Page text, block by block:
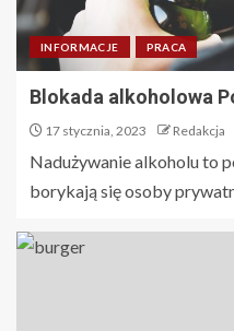
INFORMACJE PRACA
Blokada alkoholowa
17 stycznia, 2023 Redakcja
Nadużywanie alkoholu to
borykają się osoby